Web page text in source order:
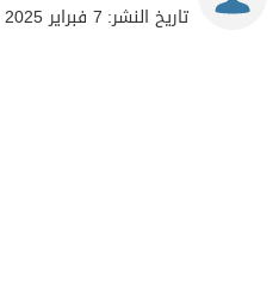
تاريخ النشر: 7 فبراير 2025 - 12:08م